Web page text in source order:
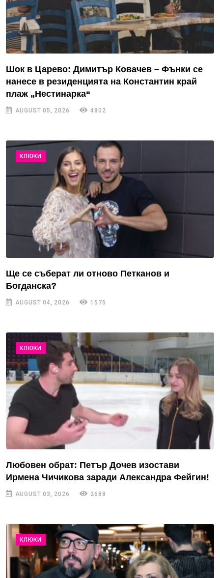
Шок в Царево: Димитър Ковачев – Фънки се
нанесе в резиденцията на Константин край
плаж „Нестинарка“
AUGUST 05, 2026 4802
КЛЮКИ
Ще се съберат ли отново Петканов и
Богданска?
AUGUST 04, 2026 1575
КЛЮКИ
Любовен обрат: Петър Дочев изостави
Ирмена Чичикова заради Александра Фейгин!
AUGUST 03, 2026 2688
КЛЮКИ